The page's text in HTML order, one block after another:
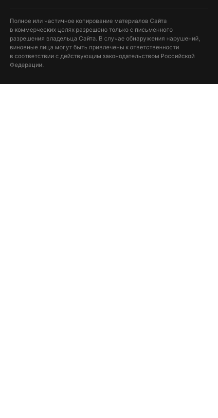
Полное или частичное копирование материалов Сайта
в коммерческих целях разрешено только с письменного
разрешения владельца Сайта. В случае обнаружения нарушений,
виновные лица могут быть привлечены к ответственности
в соответствии с действующим законодательством Российской
Федерации.